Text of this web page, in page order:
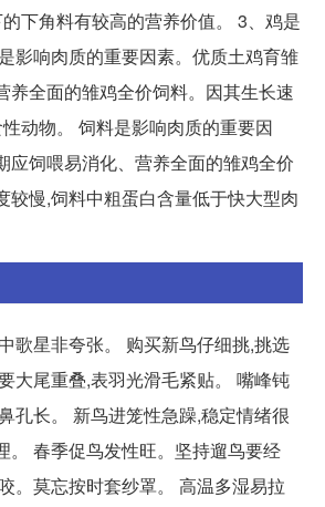
下角料有较高的营养价值。 3、鸡是
影响肉质的重要因素。优质土鸡育雏
养全面的雏鸡全价饲料。因其生长速
动物。 饲料是影响肉质的重要因
应饲喂易消化、营养全面的雏鸡全价
较慢,饲料中粗蛋白含量低于快大型肉
歌星非夸张。 购买新鸟仔细挑,挑选
大尾重叠,表羽光滑毛紧贴。 嘴峰钝
孔长。 新鸟进笼性急躁,稳定情绪很
。 春季促鸟发性旺。坚持遛鸟要经
。莫忘按时套纱罩。 高温多湿易拉